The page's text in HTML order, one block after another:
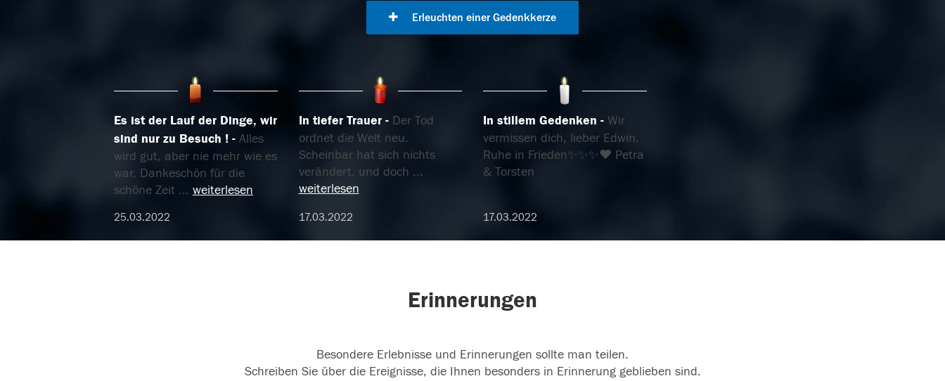
Erleuchten einer Gedenkkerze
Es ist der Lauf der Dinge, wir
sind nur zu Besuch !
Alles
wird gut, aber nie mehr wie es
war. Dankeschön für die
schöne Zeit ... weiterlesen
25.03.2022
In tiefer Trauer
Der Tod
ordnet die Welt neu.
Scheinbar hat sich nichts
verändert, und doch ...
weiterlesen
17.03.2022
In stillem Gedenken
Wir
vermissen dich, lieber Edwin.
Ruhe in Frieden✨✨✨❤️ Petra
& Torsten
17.03.2022
Erinnerungen
Besondere Erlebnisse und Erinnerungen sollte man teilen.
Schreiben Sie über die Ereignisse, die Ihnen besonders in Erinnerung geblieben sind.